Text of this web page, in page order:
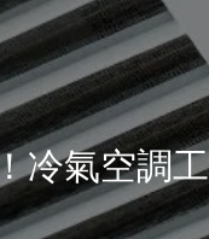
冷氣空調